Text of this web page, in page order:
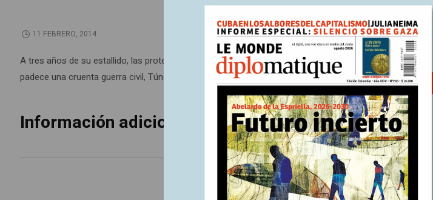
11 FEBRERO, 2014
A tres años de su estallido, las protestas en el mundo árabe, amenazadas hoy por injerencias
padece una cruenta guerra civil, Túnez confirma que las aspiraciones a la ciudadanía y la búsqueda de
Información adicional